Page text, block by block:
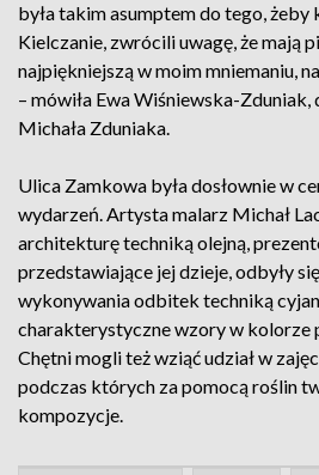
była takim asumptem do tego, żeby
Kielczanie, zwrócili uwagę, że mają
najpiękniejszą w moim mniemaniu,
– mówiła Ewa Wiśniewska-
Michała Zduniaka.
Ulica Zamkowa była dosłownie w
wydarzeń. Artysta malarz Michał
architekturę techniką olejną,
przedstawiające jej dzieje, odbyły
wykonywania odbitek techniką
charakterystyczne wzory w kolorze
Chętni mogli też wziąć udział w
podczas których za pomocą roślin
kompozycje.